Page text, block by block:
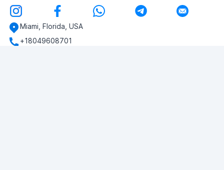
Miami, Florida, USA
+18049608701